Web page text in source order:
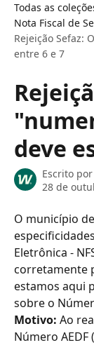
Todas as
Nota Fiscal de
Rejeição Sefaz:
entre 6 e 7
deve
Escrito por
28 de
O município
Eletrônica -
corretamente
estamos aqui
sobre o
Motivo: Ao
Número